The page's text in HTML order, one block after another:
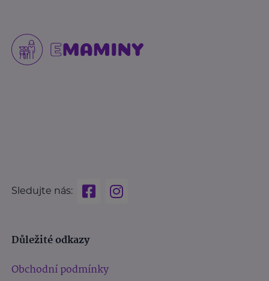
Sledujte nás:
Důležité odkazy
Obchodní podmínky